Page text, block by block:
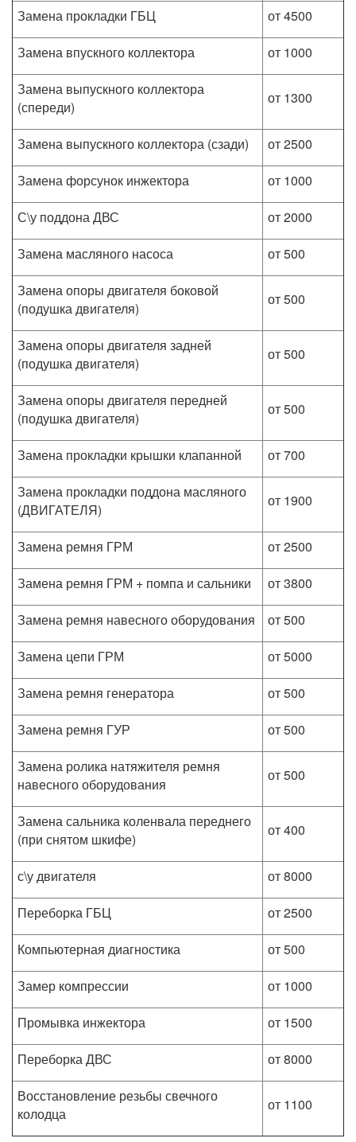
Замена прокладки ГБЦ
от 4500
Замена впускного коллектора
от 1000
Замена выпускного коллектора
(спереди)
от 1300
Замена выпускного коллектора (сзади)
от 2500
Замена форсунок инжектора
от 1000
С\у поддона ДВС
от 2000
Замена масляного насоса
от 500
Замена опоры двигателя боковой
(подушка двигателя)
от 500
Замена опоры двигателя задней
(подушка двигателя)
от 500
Замена опоры двигателя передней
(подушка двигателя)
от 500
Замена прокладки крышки клапанной
от 700
Замена прокладки поддона масляного
(ДВИГАТЕЛЯ)
от 1900
Замена ремня ГРМ
от 2500
Замена ремня ГРМ + помпа и сальники
от 3800
Замена ремня навесного оборудования
от 500
Замена цепи ГРМ
от 5000
Замена ремня генератора
от 500
Замена ремня ГУР
от 500
Замена ролика натяжителя ремня
навесного оборудования
от 500
Замена сальника коленвала переднего
(при снятом шкифе)
от 400
с\у двигателя
от 8000
Переборка ГБЦ
от 2500
Компьютерная диагностика
от 500
Замер компрессии
от 1000
Промывка инжектора
от 1500
Переборка ДВС
от 8000
Восстановление резьбы свечного
колодца
от 1100